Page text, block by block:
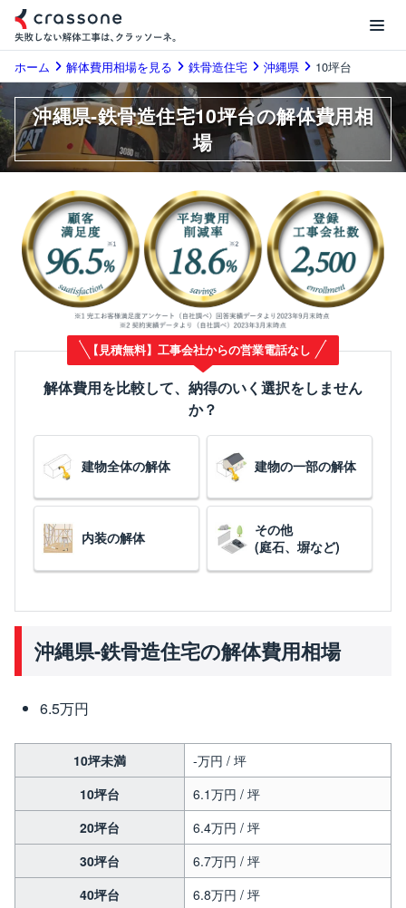
ホーム 解体費用相場を見る 鉄骨造住宅 沖縄県 10坪台
沖縄県-鉄骨造住宅10坪台の解体費用相
場
【見積無料】工事会社からの営業電話なし
解体費用を比較して、納得のいく選択をしません
か？
建物全体の解体 建物の一部の解体
内装の解体
その他
(庭石、塀など)
沖縄県-鉄骨造住宅の解体費用相場
6.5万円
10坪未満
-万円 / 坪
10坪台
6.1万円 / 坪
20坪台
6.4万円 / 坪
30坪台
6.7万円 / 坪
40坪台
6.8万円 / 坪